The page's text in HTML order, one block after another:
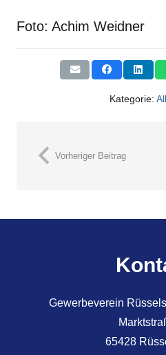
Foto: Achim Weidner
Kategorie:
Vorheriger Beitrag
Gewerbeverein
65428